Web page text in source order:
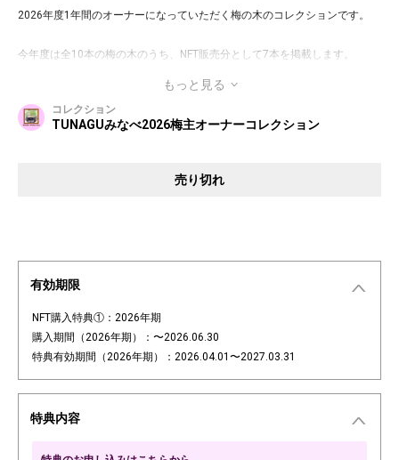
2026年度1年間のオーナーになっていただく梅の木のコレクションです。
今年度は全10本の梅の木のうち、NFT販売分として7本を掲載します。
梅主様には1年間の梅主（梅の木）オーナーとして、梅の木の成長を見守
り、サステナブルな農業をサポートいただけます。
もっと見る
コレクション
TUNAGUみなべ2026梅主オーナーコレクション
売り切れ
有効期限
NFT購入特典①：2026年期
購入期間（2026年期）：〜2026.06.30
特典有効期間（2026年期）：2026.04.01〜2027.03.31
特典内容